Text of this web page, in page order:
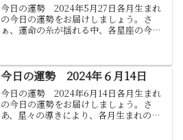
今日の運勢 2024年5月27日各月生まれ
の今日の運勢をお届けしましょう。さ
ぁ、運命の糸が揺れる中、各星座の今日
ように。1月.山羊座:(12月22日 から 1月19
日生...
今日の運勢 2024年６月14日
今日の運勢 2024年6月14日各月生まれ
の今日の運勢をお届けしましょう。さ
あ、星々の導きにより、各月生まれの